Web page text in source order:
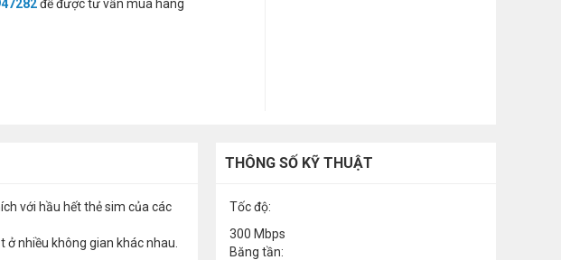
để được tư vấn mua hàng
với hầu hết thẻ sim của các
ở nhiều không gian khác nhau.
THÔNG SỐ KỸ THUẬT
Tốc độ:
300 Mbps
Băng tần: